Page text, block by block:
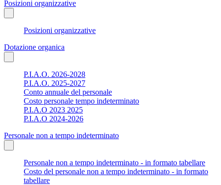
Posizioni organizzative
Posizioni organizzative
Dotazione organica
P.I.A.O. 2026-2028
P.I.A.O. 2025-2027
Conto annuale del personale
Costo personale tempo indeterminato
P.I.A.O 2023 2025
P.I.A.O 2024-2026
Personale non a tempo indeterminato
Personale non a tempo indeterminato - in formato tabellare
Costo del personale non a tempo indeterminato - in formato
tabellare